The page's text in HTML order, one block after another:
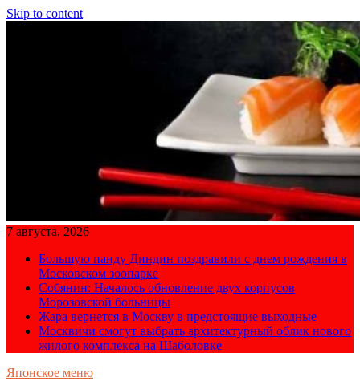
Skip to content
7 августа, 2026
Большую панду Диндин поздравили с днем рождения в
Московском зоопарке
Собянин: Началось обновление двух корпусов
Морозовской больницы
Жара вернется в Москву в предстоящие выходные
Москвичи смогут выбрать архитектурный облик нового
жилого комплекса на Шаболовке
Японское меню